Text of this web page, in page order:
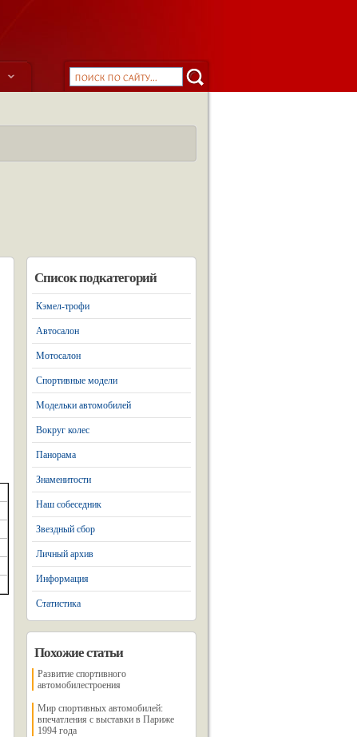
Список подкатегорий
Кэмел-трофи
Автосалон
Мотосалон
Спортивные модели
Модельки автомобилей
Вокруг колес
Панорама
Знаменитости
Наш собеседник
Звездный сбор
Личный архив
Информация
Статистика
Похожие статьи
Развитие спортивного
автомобилестроения
Мир спортивных автомобилей:
впечатления с выставки в Париже
1994 года